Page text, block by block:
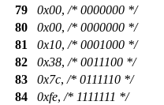
79
0x00, /* 0000000 */
80
0x00, /* 0000000 */
81
0x10, /* 0001000 */
82
0x38, /* 0011100 */
83
0x7c, /* 0111110 */
84
0xfe, /* 1111111 */